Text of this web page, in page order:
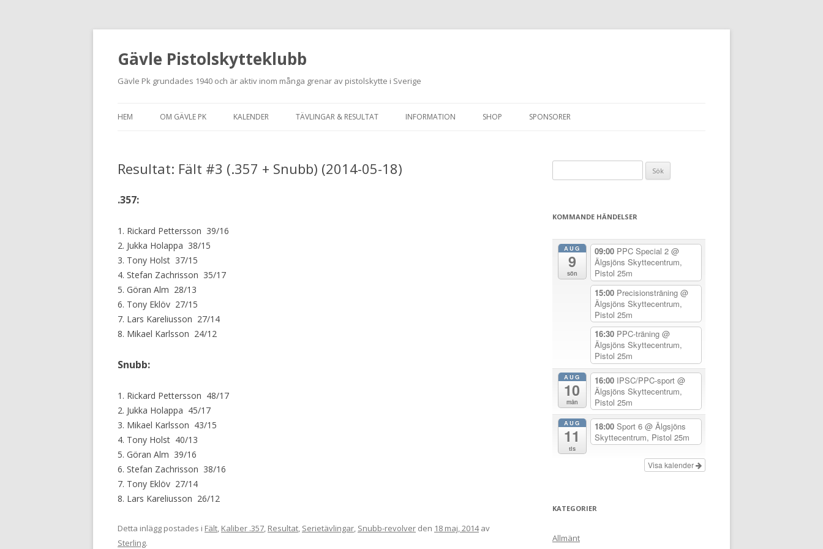
Gävle Pistolskytteklubb
Gävle Pk grundades 1940 och är aktiv inom många grenar av pistolskytte i Sverige
till
HEM OM GÄVLE PK
NYBÖRJARE
STADGAR
KALENDER TÄVLINGAR & RESULTAT
SKJUTPROGRAM 2026
INFORMATION SHOP SPONSORER
Resultat: Fält #3 (.357 + Snubb) (2014-05-18)
.357:
1. Rickard Pettersson 39/16
2. Jukka Holappa 38/15
3. Tony Holst 37/15
4. Stefan Zachrisson 35/17
5. Göran Alm 28/13
6. Tony Eklöv 27/15
7. Lars Kareliusson 27/14
8. Mikael Karlsson 24/12
Snubb:
1. Rickard Pettersson 48/17
2. Jukka Holappa 45/17
3. Mikael Karlsson 43/15
4. Tony Holst 40/13
5. Göran Alm 39/16
6. Stefan Zachrisson 38/16
7. Tony Eklöv 27/14
8. Lars Kareliusson 26/12
Detta inlägg postades i Fält, Kaliber .357, Resultat, Serietävlingar, Snubb-revolver den 18 maj, 2014av
Sterling.
efter:
KOMMANDE HÄNDELSER
AUG
9
sön
09:00 PPC Special 2 @
Älgsjöns Skyttecentrum,
Pistol 25m
15:00 Precisionsträning @
Älgsjöns Skyttecentrum,
Pistol 25m
16:30 PPC-träning @
Älgsjöns Skyttecentrum,
Pistol 25m
AUG
10
mån
16:00 IPSC/PPC-sport @
Älgsjöns Skyttecentrum,
Pistol 25m
AUG
11
tis
18:00 Sport 6 @ Älgsjöns
Skyttecentrum, Pistol 25m
Visa kalender
KATEGORIER
Allmänt